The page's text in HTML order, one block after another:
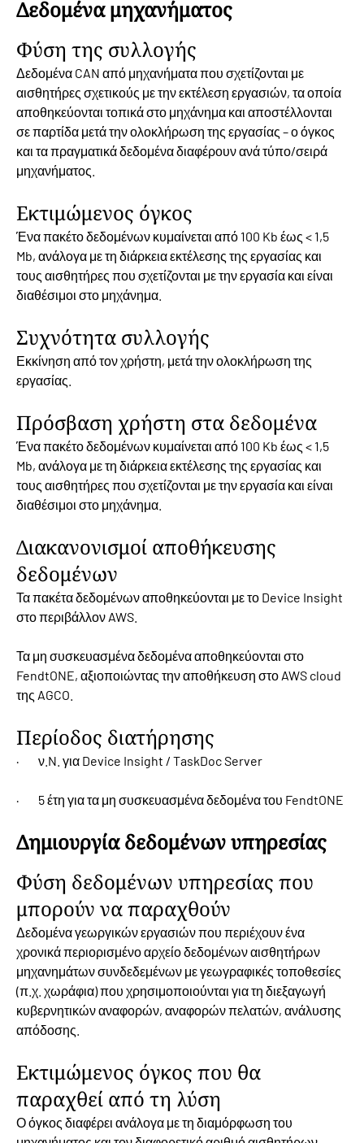
Δεδομένα μηχανήματος
Φύση της συλλογής
Δεδομένα CAN από μηχανήματα που σχετίζονται με
αισθητήρες σχετικούς με την εκτέλεση εργασιών, τα οποία
αποθηκεύονται τοπικά στο μηχάνημα και αποστέλλονται
σε παρτίδα μετά την ολοκλήρωση της εργασίας – ο όγκος
και τα πραγματικά δεδομένα διαφέρουν ανά τύπο/σειρά
μηχανήματος.
Εκτιμώμενος όγκος
Ένα πακέτο δεδομένων κυμαίνεται από 100 Kb έως < 1,5
Mb, ανάλογα με τη διάρκεια εκτέλεσης της εργασίας και
τους αισθητήρες που σχετίζονται με την εργασία και είναι
διαθέσιμοι στο μηχάνημα.
Συχνότητα συλλογής
Εκκίνηση από τον χρήστη, μετά την ολοκλήρωση της
εργασίας.
Πρόσβαση χρήστη στα δεδομένα
Ένα πακέτο δεδομένων κυμαίνεται από 100 Kb έως < 1,5
Mb, ανάλογα με τη διάρκεια εκτέλεσης της εργασίας και
τους αισθητήρες που σχετίζονται με την εργασία και είναι
διαθέσιμοι στο μηχάνημα.
Διακανονισμοί αποθήκευσης
δεδομένων
Τα πακέτα δεδομένων αποθηκεύονται με το Device Insight
στο περιβάλλον AWS.
Τα μη συσκευασμένα δεδομένα αποθηκεύονται στο
FendtONE, αξιοποιώντας την αποθήκευση στο AWS cloud
της AGCO.
Περίοδος διατήρησης
· ν.N. για Device Insight / TaskDoc Server
· 5 έτη για τα μη συσκευασμένα δεδομένα του FendtONE
Δημιουργία δεδομένων υπηρεσίας
Φύση δεδομένων υπηρεσίας που
μπορούν να παραχθούν
Δεδομένα γεωργικών εργασιών που περιέχουν ένα
χρονικά περιορισμένο αρχείο δεδομένων αισθητήρων
μηχανημάτων συνδεδεμένων με γεωγραφικές τοποθεσίες
(π.χ. χωράφια) που χρησιμοποιούνται για τη διεξαγωγή
κυβερνητικών αναφορών, αναφορών πελατών, ανάλυσης
απόδοσης.
Εκτιμώμενος όγκος που θα
παραχθεί από τη λύση
Ο όγκος διαφέρει ανάλογα με τη διαμόρφωση του